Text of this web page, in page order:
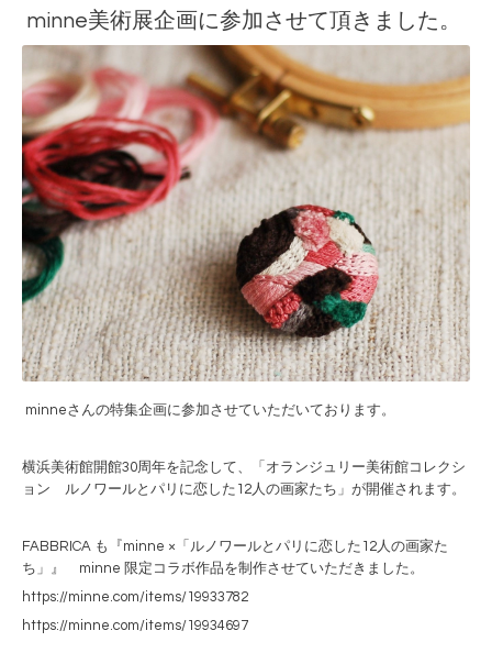
minne美術展企画に参加させて頂きました。
minneさんの特集企画に参加させていただいております。
横浜美術館開館30周年を記念して、「オランジュリー美術館コレクシ
ョン ルノワールとパリに恋した12人の画家たち」が開催されます。
FABBRICA も『minne ×「ルノワールとパリに恋した12人の画家た
ち」』 minne 限定コラボ作品を制作させていただきました。
https://minne.com/items/19933782
https://minne.com/items/19934697